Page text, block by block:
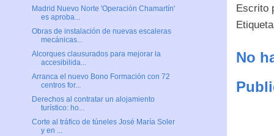
Escrito
No
Madrid Nuevo Norte 'Operación Chamartín'
es aproba...
Obras de instalación de nuevas escaleras
mecánicas...
Alcorques clausurados para mejorar la
accesibilida...
Arranca el nuevo Bono Formación con 72
centros for...
Derechos al contratar un alojamiento
turístico: ho...
Corte al tráfico de túneles José María Soler
y en ...